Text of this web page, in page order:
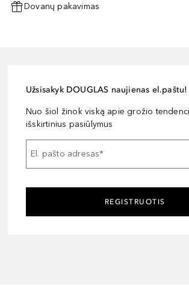
Dovanų pakavimas
Užsisakyk DOUGLAS naujienas el.paštu!
Nuo šiol žinok viską apie grožio
išskirtinius pasiūlymus
El. pašto adresas*
REGISTRUOTIS